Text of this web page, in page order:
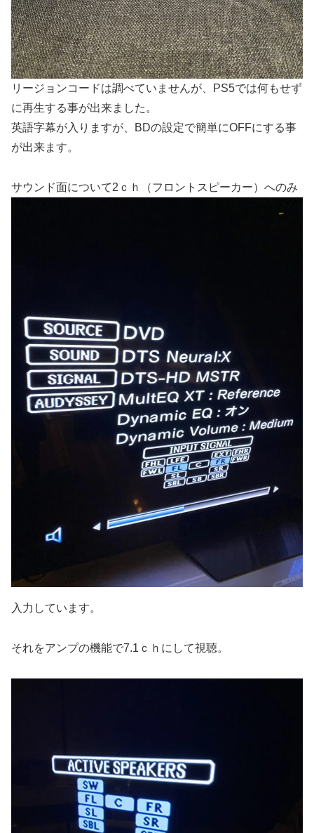
リージョンコードは調べていませんが、PS5では何もせず
に再生する事が出来ました。
英語字幕が入りますが、BDの設定で簡単にOFFにする事
が出来ます。
サウンド面について2ｃｈ（フロントスピーカー）へのみ
入力しています。
それをアンプの機能で7.1ｃｈにして視聴。